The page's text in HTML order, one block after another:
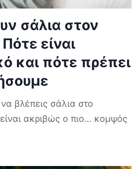
σάλια στον
είναι
και πότε πρέπει
βλέπεις σάλια στο
ακριβώς ο πιο… κομψός